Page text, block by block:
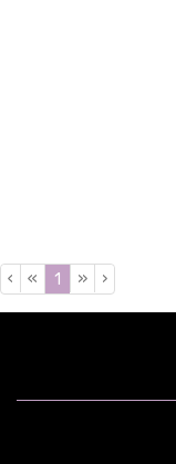
‹
«
1
»
›